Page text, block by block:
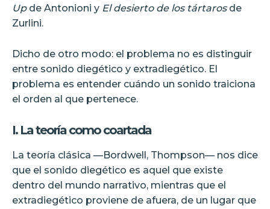
Upde Antonioni y El desierto de los tártarosde
Zurlini.
Dicho de otro modo: el problema no es distinguir
entre sonido diegético y extradiegético. El
problema es entender cuándo un sonido traiciona
el orden al que pertenece.
I. La teoría como coartada
La teoría clásica —Bordwell, Thompson— nos dice
que el sonido diegético es aquel que existe
dentro del mundo narrativo, mientras que el
extradiegético proviene de afuera, de un lugar que